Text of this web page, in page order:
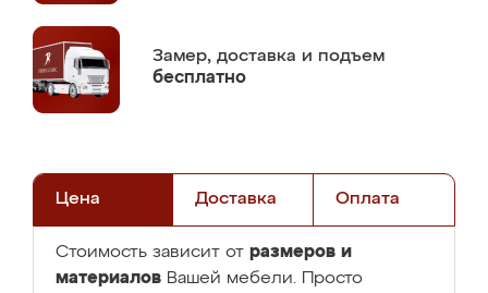
Замер, доставка и подъем
бесплатно
Цена Доставка Оплата
Стоимость зависит от размеров и
материалов Вашей мебели. Просто